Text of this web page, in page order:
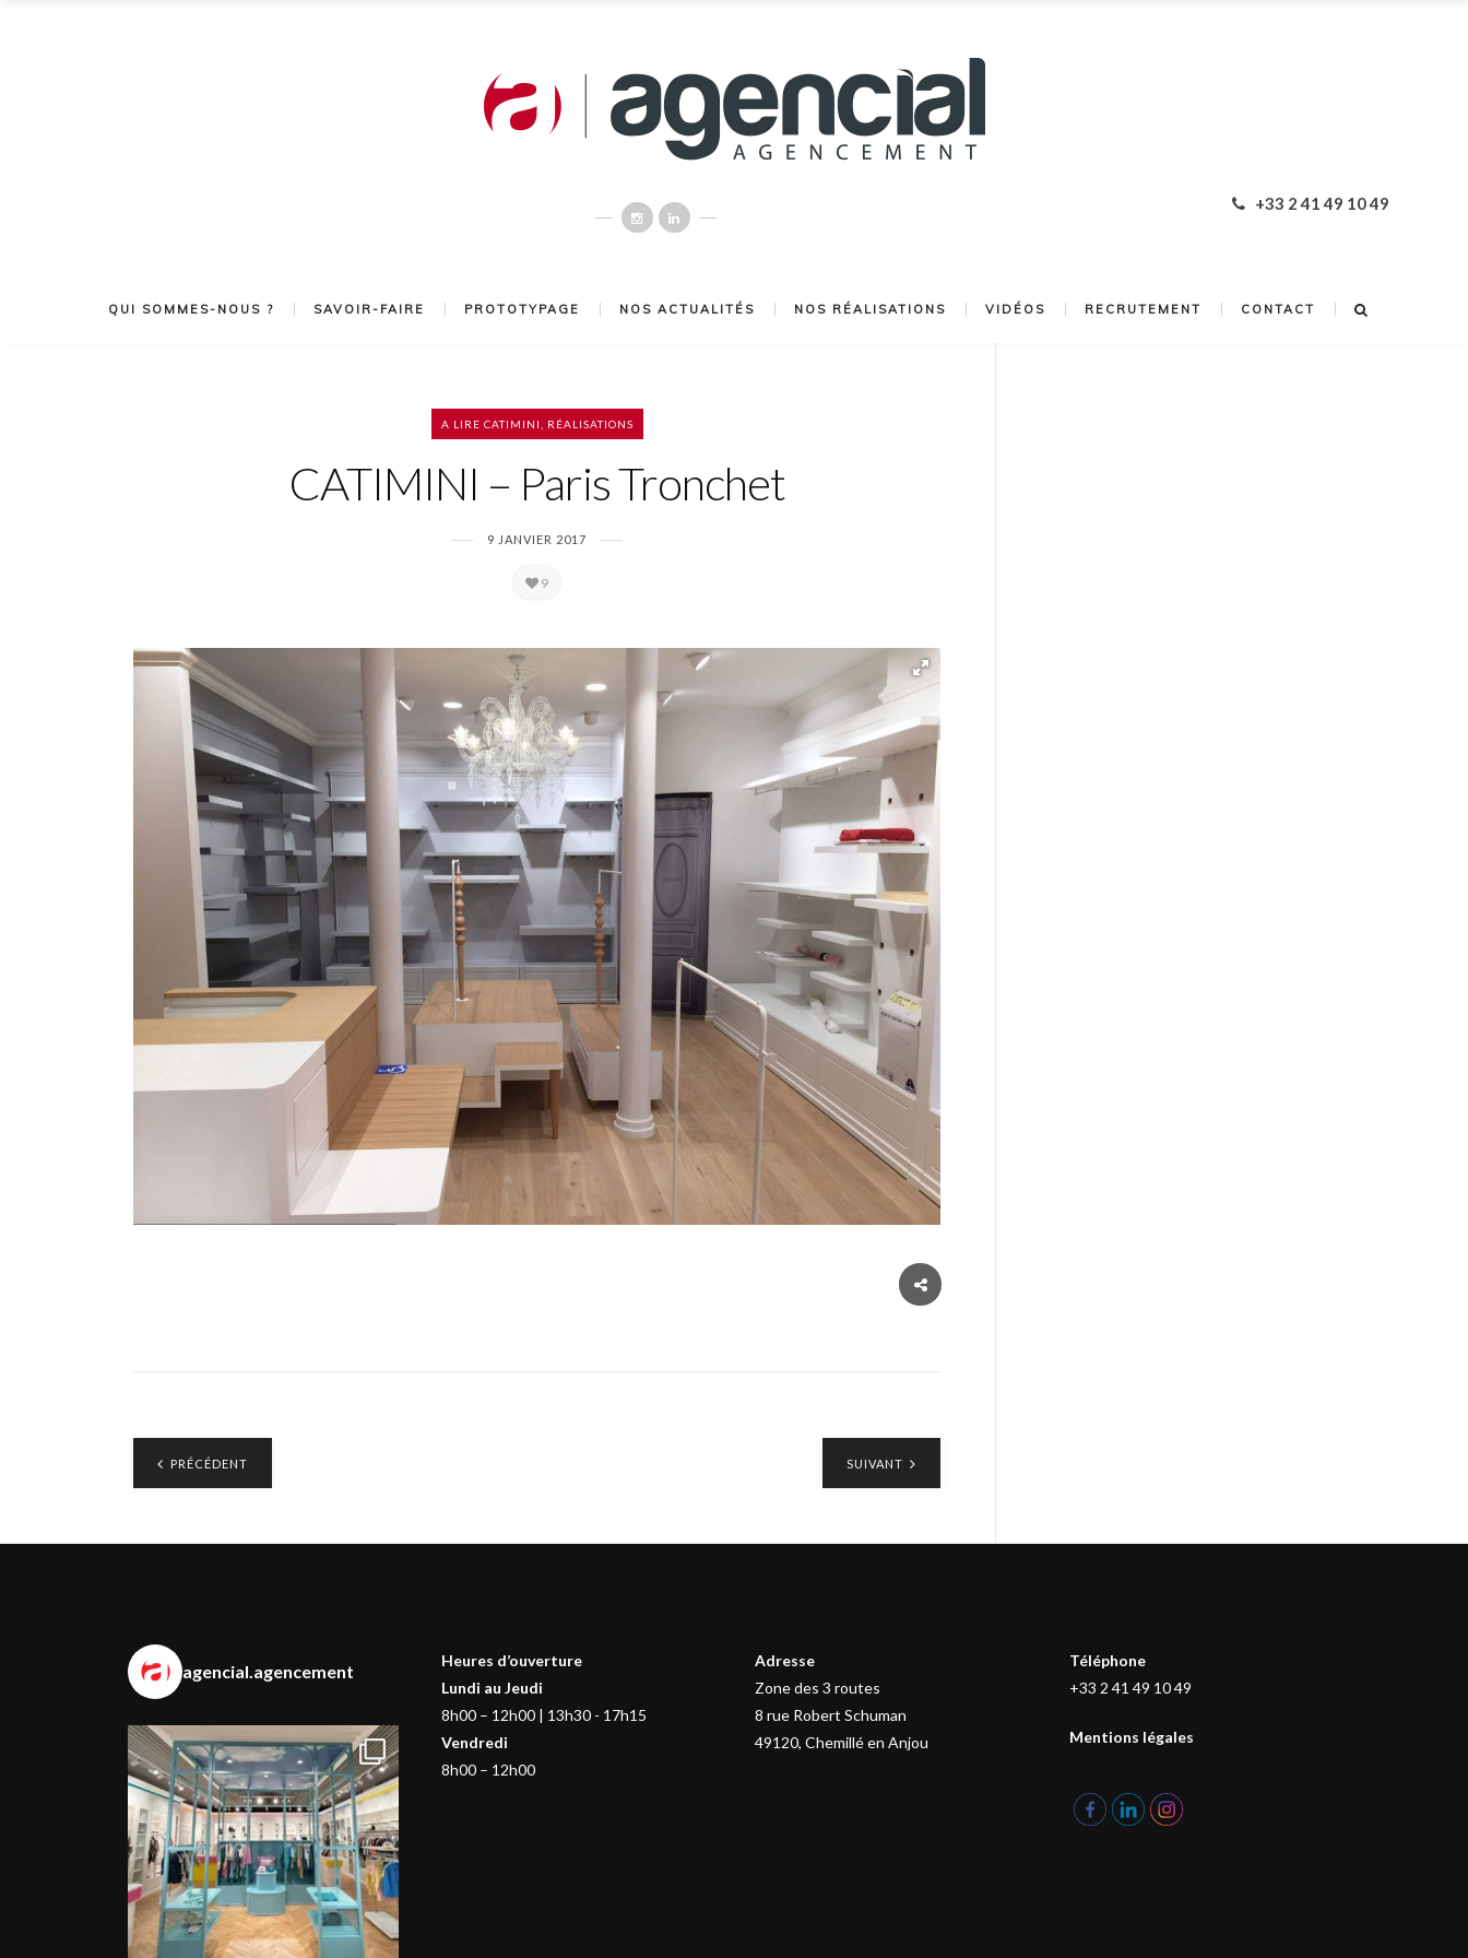
+33 2 41 49 10 49
QUI SOMMES-NOUS ? SAVOIR-FAIRE PROTOTYPAGE NOS ACTUALITÉS NOS RÉALISATIONS VIDÉOS RECRUTEMENT CONTACT
A LIRE CATIMINI RÉALISATIONS
CATIMINI – Paris Tronchet
9 JANVIER 2017
9
SUIVANT
PRÉCÉDENT
agencial.agencement
Heures d’ouverture
Lundi au Jeudi
8h00 – 12h00 | 13h30 - 17h15
Vendredi
8h00 – 12h00
Adresse
Zone des 3 routes
8 rue Robert Schuman
49120, Chemillé en Anjou
Téléphone
+33 2 41 49 10 49
Mentions légales